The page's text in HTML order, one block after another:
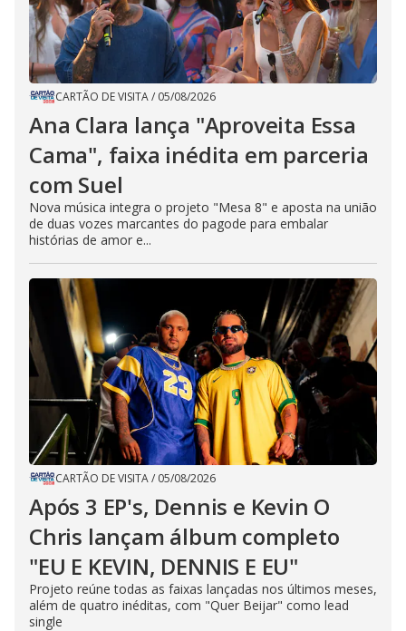
CARTÃO DE VISITA/ 05/08/2026
Ana Clara lança "Aproveita Essa
Cama", faixa inédita em parceria
com Suel
Nova música integra o projeto "Mesa 8" e aposta na união
de duas vozes marcantes do pagode para embalar
histórias de amor e...
CARTÃO DE VISITA/ 05/08/2026
Após 3 EP's, Dennis e Kevin O
Chris lançam álbum completo
"EU E KEVIN, DENNIS E EU"
Projeto reúne todas as faixas lançadas nos últimos meses,
além de quatro inéditas, com "Quer Beijar" como lead
single